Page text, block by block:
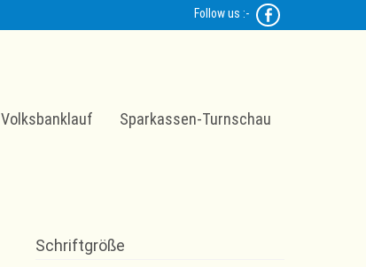
Follow us :-
Volksbanklauf Sparkassen-Turnschau
Schriftgröße